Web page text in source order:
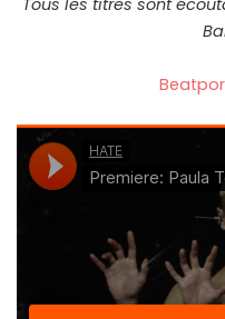
Tous les titres sont